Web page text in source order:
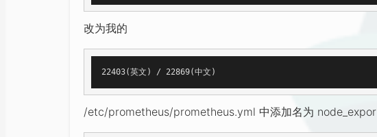
改为我的
/etc/prometheus/prometheus.yml 中添加名为